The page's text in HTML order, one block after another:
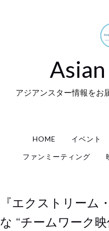
アジアンスター情報を
HOME イベント
ファンミーティング
『エクストリーム
な “チームワーク映